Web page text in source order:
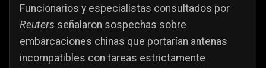
Funcionarios y especialistas consultados por
Reuters señalaron sospechas sobre
embarcaciones chinas que portarían antenas
incompatibles con tareas estrictamente